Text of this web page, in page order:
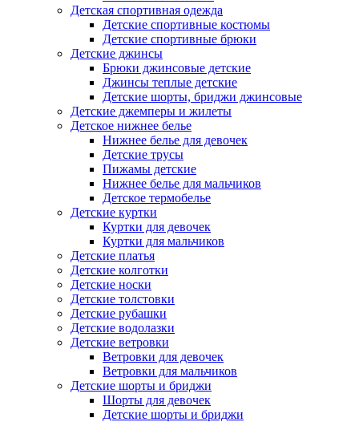
Детская спортивная одежда
Детские спортивные костюмы
Детские спортивные брюки
Детские джинсы
Брюки джинсовые детские
Джинсы теплые детские
Детские шорты, бриджи джинсовые
Детские джемперы и жилеты
Детское нижнее белье
Нижнее белье для девочек
Детские трусы
Пижамы детские
Нижнее белье для мальчиков
Детское термобелье
Детские куртки
Куртки для девочек
Куртки для мальчиков
Детские платья
Детские колготки
Детские носки
Детские толстовки
Детские рубашки
Детские водолазки
Детские ветровки
Ветровки для девочек
Ветровки для мальчиков
Детские шорты и бриджи
Шорты для девочек
Детские шорты и бриджи